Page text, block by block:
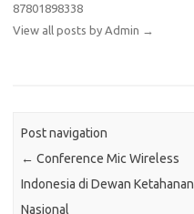
87801898338
View all posts by Admin →
Post navigation
← Conference Mic Wireless
Indonesia di Dewan Ketahanan
Nasional